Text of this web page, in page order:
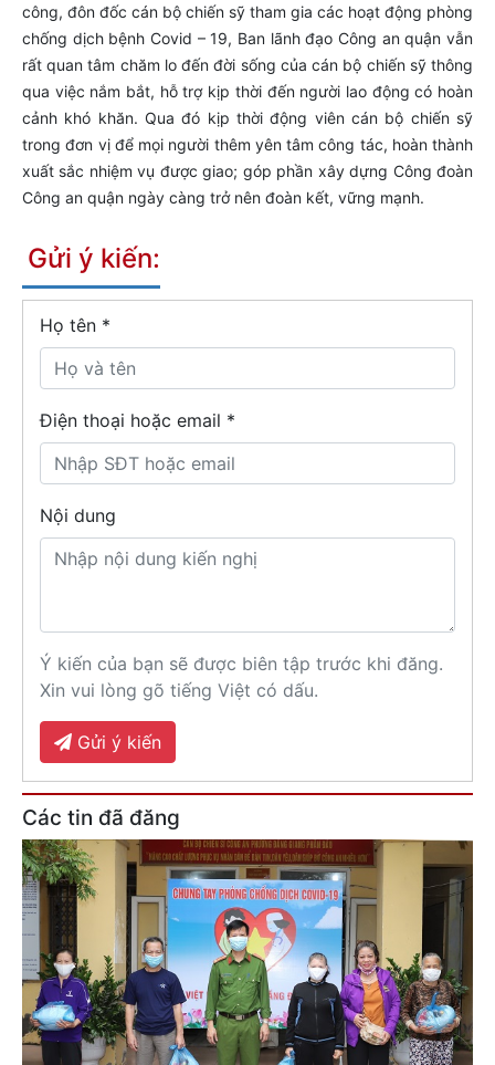
công, đôn đốc cán bộ chiến sỹ tham gia các hoạt động phòng
chống dịch bệnh Covid – 19, Ban lãnh đạo Công an quận vẫn
rất quan tâm chăm lo đến đời sống của cán bộ chiến sỹ thông
qua việc nắm bắt, hỗ trợ kịp thời đến người lao động có hoàn
cảnh khó khăn. Qua đó kịp thời động viên cán bộ chiến sỹ
trong đơn vị để mọi người thêm yên tâm công tác, hoàn thành
xuất sắc nhiệm vụ được giao; góp phần xây dựng Công đoàn
Công an quận ngày càng trở nên đoàn kết, vững mạnh.
Gửi ý kiến:
Họ tên *
Điện thoại hoặc email *
Nội dung
Ý kiến của bạn sẽ được biên tập trước khi đăng.
Xin vui lòng gõ tiếng Việt có dấu.
Gửi ý kiến
Các tin đã đăng